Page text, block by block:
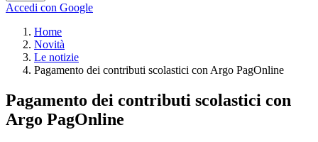
Accedi con Google
Home
Novità
Le notizie
Pagamento dei contributi scolastici con Argo PagOnline
Pagamento dei contributi scolastici con
Argo PagOnline